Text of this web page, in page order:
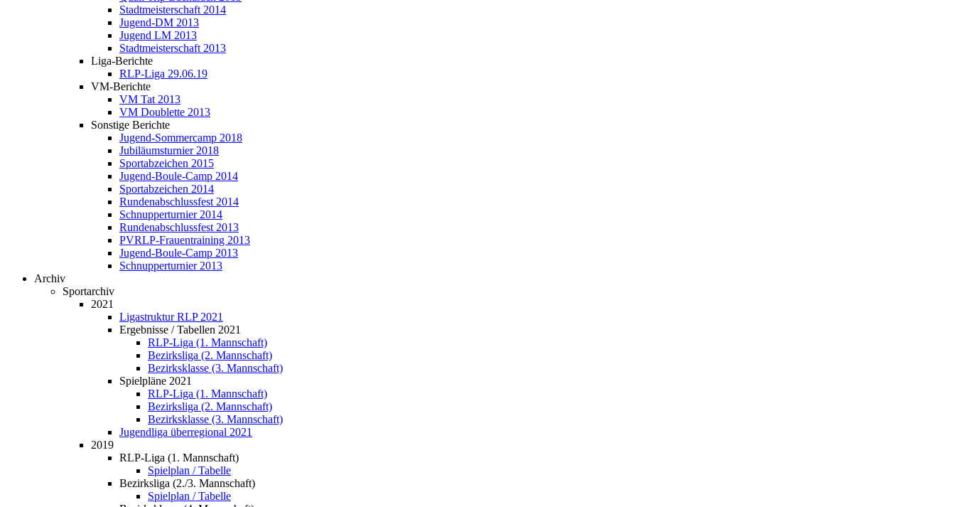
Stadtmeisterschaft 2014
Jugend-DM 2013
Jugend LM 2013
Stadtmeisterschaft 2013
Liga-Berichte
RLP-Liga 29.06.19
VM-Berichte
VM Tat 2013
VM Doublette 2013
Sonstige Berichte
Jugend-Sommercamp 2018
Jubiläumsturnier 2018
Sportabzeichen 2015
Jugend-Boule-Camp 2014
Sportabzeichen 2014
Rundenabschlussfest 2014
Schnupperturnier 2014
Rundenabschlussfest 2013
PVRLP-Frauentraining 2013
Jugend-Boule-Camp 2013
Schnupperturnier 2013
Archiv
Sportarchiv
2021
Ligastruktur RLP 2021
Ergebnisse / Tabellen 2021
RLP-Liga (1. Mannschaft)
Bezirksliga (2. Mannschaft)
Bezirksklasse (3. Mannschaft)
Spielpläne 2021
RLP-Liga (1. Mannschaft)
Bezirksliga (2. Mannschaft)
Bezirksklasse (3. Mannschaft)
Jugendliga überregional 2021
2019
RLP-Liga (1. Mannschaft)
Spielplan / Tabelle
Bezirksliga (2./3. Mannschaft)
Spielplan / Tabelle